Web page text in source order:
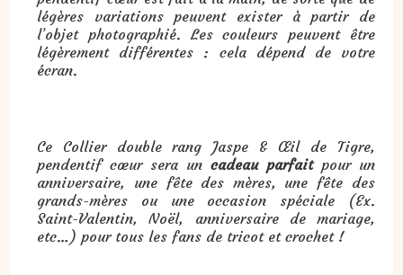
légères variations peuvent exister à partir de
l’objet photographié. Les couleurs peuvent être
légèrement différentes : cela dépend de votre
écran.
Ce Collier double rang Jaspe & Œil de Tigre,
pendentif cœur sera un cadeau parfaitpour un
anniversaire, une fête des mères, une fête des
grands-mères ou une occasion spéciale (Ex.
Saint-Valentin, Noël, anniversaire de mariage,
etc…) pour tous les fans de tricot et crochet !